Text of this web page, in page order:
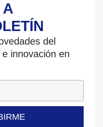
A
del
innovación en